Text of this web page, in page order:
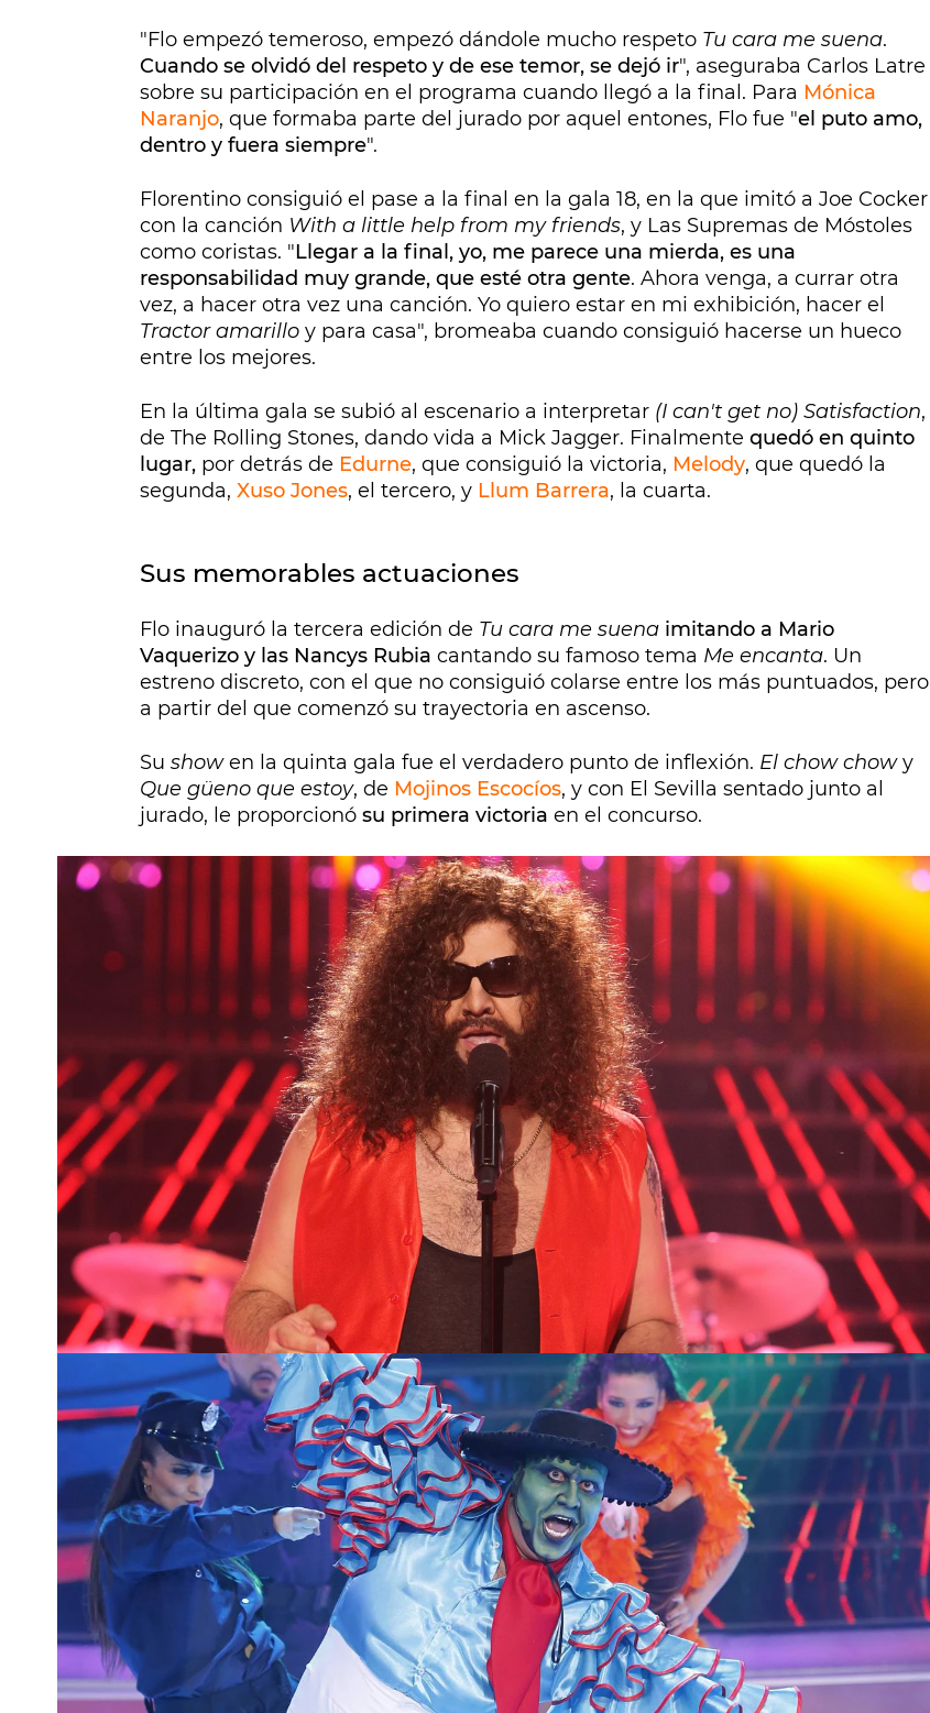
"Flo empezó temeroso, empezó dándole mucho respeto Tu cara me suena.
Cuando se olvidó del respeto y de ese temor, se dejó ir", aseguraba Carlos Latre
sobre su participación en el programa cuando llegó a la final. Para Mónica
Naranjo, que formaba parte del jurado por aquel entones, Flo fue "el puto amo,
dentro y fuera siempre".
Florentino consiguió el pase a la final en la gala 18, en la que imitó a Joe Cocker
con la canción With a little help from my friends, y Las Supremas de Móstoles
como coristas. "Llegar a la final, yo, me parece una mierda, es una
responsabilidad muy grande, que esté otra gente. Ahora venga, a currar otra
vez, a hacer otra vez una canción. Yo quiero estar en mi exhibición, hacer el
Tractor amarillo y para casa", bromeaba cuando consiguió hacerse un hueco
entre los mejores.
En la última gala se subió al escenario a interpretar (I can't get no) Satisfaction,
de The Rolling Stones, dando vida a Mick Jagger. Finalmente quedó en quinto
lugar, por detrás de Edurne, que consiguió la victoria, Melody, que quedó la
segunda, Xuso Jones, el tercero, y Llum Barrera, la cuarta.
Sus memorables actuaciones
Flo inauguró la tercera edición de Tu cara me suena imitando a Mario
Vaquerizo y las Nancys Rubia cantando su famoso tema Me encanta. Un
estreno discreto, con el que no consiguió colarse entre los más puntuados, pero
a partir del que comenzó su trayectoria en ascenso.
Su showen la quinta gala fue el verdadero punto de inflexión. El chow chowy
Que güeno que estoy, de Mojinos Escocíos, y con El Sevilla sentado junto al
jurado, le proporcionó su primera victoria en el concurso.
La quinta no fue la única que ganó. Su divertida e impecable imitación de Jim
Carrey enLa Máscara
, coreografía y gestualidad incluida, le supuso su
segunda victoria en la gala 15
. "Eres el talento en estado puro", le llegó a decir
Ángel Llácer al valorarlo.